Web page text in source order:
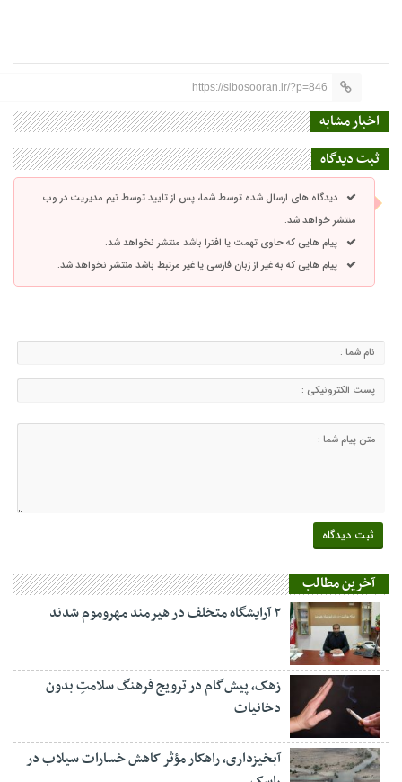
https://sibosooran.ir/?p=846
اخبار مشابه
ثبت دیدگاه
دیدگاه های ارسال شده توسط شما، پس از تایید توسط تیم مدیریت در وب
منتشر خواهد شد.
پیام هایی که حاوی تهمت یا افترا باشد منتشر نخواهد شد.
پیام هایی که به غیر از زبان فارسی یا غیر مرتبط باشد منتشر نخواهد شد.
آخرین مطالب
۲ آرایشگاه متخلف در هیرمند مهروموم شدند
زهک، پیش‌گام در ترویج فرهنگ سلامتِ بدون
دخانیات
آبخیزداری، راهکار مؤثر کاهش خسارات سیلاب در